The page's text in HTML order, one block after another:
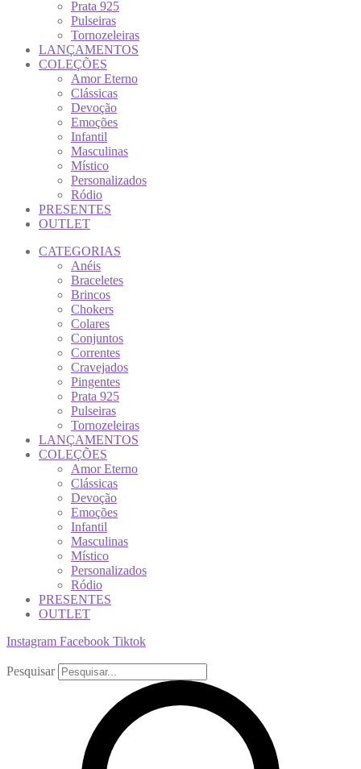
Prata 925
Pulseiras
Tornozeleiras
LANÇAMENTOS
COLEÇÕES
Amor Eterno
Clássicas
Devoção
Emoções
Infantil
Masculinas
Místico
Personalizados
Ródio
PRESENTES
OUTLET
CATEGORIAS
Anéis
Braceletes
Brincos
Chokers
Colares
Conjuntos
Correntes
Cravejados
Pingentes
Prata 925
Pulseiras
Tornozeleiras
LANÇAMENTOS
COLEÇÕES
Amor Eterno
Clássicas
Devoção
Emoções
Infantil
Masculinas
Místico
Personalizados
Ródio
PRESENTES
OUTLET
Instagram Facebook Tiktok
Pesquisar